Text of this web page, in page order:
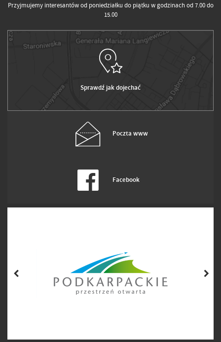
Przyjmujemy interesantów od poniedziałku do piątku w godzinach od 7.00 do
15.00
Sprawdź jak dojechać
Poczta www
Facebook